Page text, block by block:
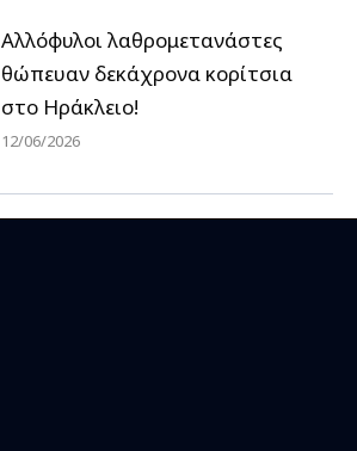
Αλλόφυλοι λαθρομετανάστες
θώπευαν δεκάχρονα κορίτσια
στο Ηράκλειο!
12/06/2026